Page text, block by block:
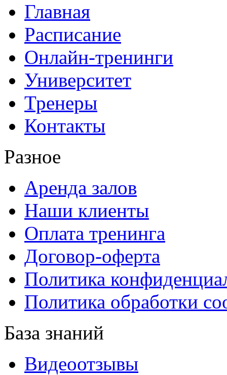
Главная
Расписание
Онлайн-тренинги
Университет
Тренеры
Контакты
Разное
Аренда залов
Наши клиенты
Оплата тренинга
Договор-оферта
Политика
Политика обработки
База знаний
Видеоотзывы